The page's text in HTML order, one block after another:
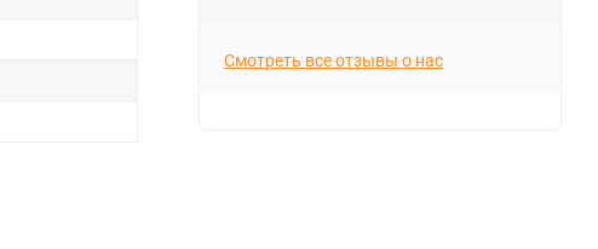
Смотреть все отзывы о нас